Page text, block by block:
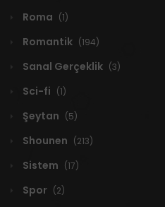
Roma (1)
Romantik (194)
Sanal Gerçeklik (3)
Sci-fi (1)
Şeytan (5)
Shounen (213)
Sistem (17)
Spor (2)